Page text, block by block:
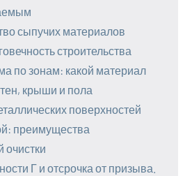
сыпучих материалов
строительства
по зонам: какой материал
крыши и пола
поверхностей
преимущества
очистки
Г и отсрочка от призыва.